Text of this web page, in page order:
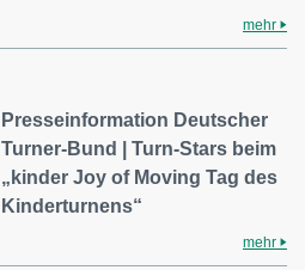
mehr
Presseinformation Deutscher
Turner-Bund | Turn-Stars beim
„kinder Joy of Moving Tag des
Kinderturnens“
mehr